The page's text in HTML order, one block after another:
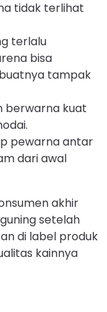
tidak terlihat
terlalu
bisa
tampak
berwarna kuat
pewarna antar
dari awal
akhir
setelah
di label produk
kainnya